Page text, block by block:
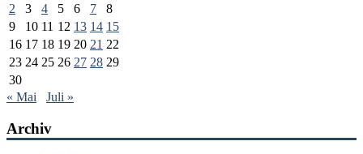
2
3 4 5 6 7
8
9
10 11 12 13 14 15
16 17 18 19 20 21 22
23 24 25 26 27 28 29
30
« Mai
Juli »
Archiv